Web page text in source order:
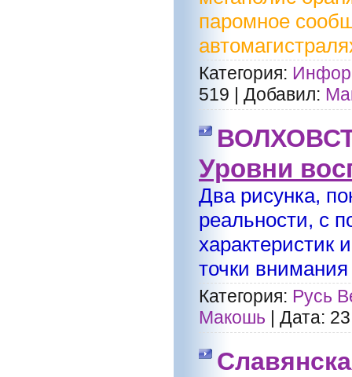
паромное
Категория:
519
Добавил:
Уровни
Два рисунка,
реальности, с
характеристик
точки внимания
Категория: Русь
Макошь
Дата: